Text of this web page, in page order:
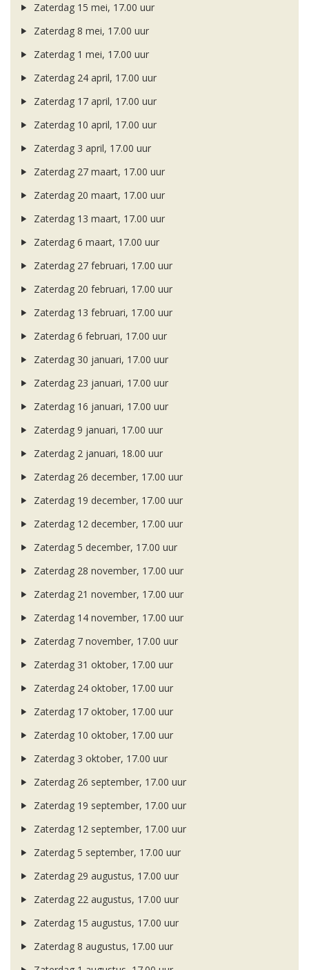
Zaterdag 15 mei, 17.00 uur
Zaterdag 8 mei, 17.00 uur
Zaterdag 1 mei, 17.00 uur
Zaterdag 24 april, 17.00 uur
Zaterdag 17 april, 17.00 uur
Zaterdag 10 april, 17.00 uur
Zaterdag 3 april, 17.00 uur
Zaterdag 27 maart, 17.00 uur
Zaterdag 20 maart, 17.00 uur
Zaterdag 13 maart, 17.00 uur
Zaterdag 6 maart, 17.00 uur
Zaterdag 27 februari, 17.00 uur
Zaterdag 20 februari, 17.00 uur
Zaterdag 13 februari, 17.00 uur
Zaterdag 6 februari, 17.00 uur
Zaterdag 30 januari, 17.00 uur
Zaterdag 23 januari, 17.00 uur
Zaterdag 16 januari, 17.00 uur
Zaterdag 9 januari, 17.00 uur
Zaterdag 2 januari, 18.00 uur
Zaterdag 26 december, 17.00 uur
Zaterdag 19 december, 17.00 uur
Zaterdag 12 december, 17.00 uur
Zaterdag 5 december, 17.00 uur
Zaterdag 28 november, 17.00 uur
Zaterdag 21 november, 17.00 uur
Zaterdag 14 november, 17.00 uur
Zaterdag 7 november, 17.00 uur
Zaterdag 31 oktober, 17.00 uur
Zaterdag 24 oktober, 17.00 uur
Zaterdag 17 oktober, 17.00 uur
Zaterdag 10 oktober, 17.00 uur
Zaterdag 3 oktober, 17.00 uur
Zaterdag 26 september, 17.00 uur
Zaterdag 19 september, 17.00 uur
Zaterdag 12 september, 17.00 uur
Zaterdag 5 september, 17.00 uur
Zaterdag 29 augustus, 17.00 uur
Zaterdag 22 augustus, 17.00 uur
Zaterdag 15 augustus, 17.00 uur
Zaterdag 8 augustus, 17.00 uur